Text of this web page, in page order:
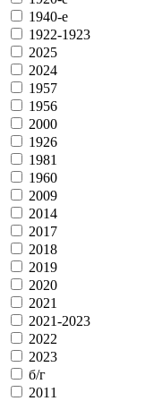
1940-е
1922-1923
2025
2024
1957
1956
2000
1926
1981
1960
2009
2014
2017
2018
2019
2020
2021
2021-2023
2022
2023
б/г
2011